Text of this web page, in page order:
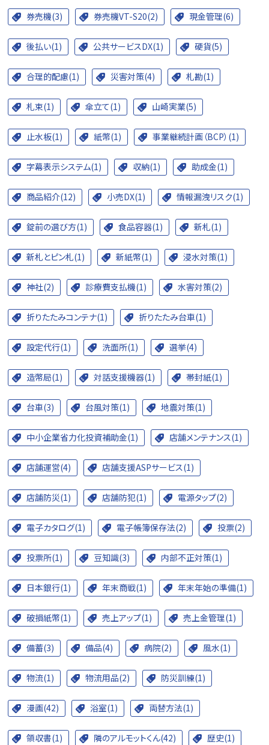
券売機(3) 券売機VT-S20(2) 現金管理(6)
後払い(1) 公共サービスDX(1) 硬貨(5)
合理的配慮(1) 災害対策(4) 札勘(1)
札束(1) 傘立て(1) 山崎実業(5)
止水板(1) 紙幣(1) 事業継続計画（BCP）(1)
字幕表示システム(1) 収納(1) 助成金(1)
商品紹介(12) 小売DX(1) 情報漏洩リスク(1)
錠前の選び方(1) 食品容器(1) 新札(1)
新札とピン札(1) 新紙幣(1) 浸水対策(1)
神社(2) 診療費支払機(1) 水害対策(2)
折りたたみコンテナ(1) 折りたたみ台車(1)
設定代行(1) 洗面所(1) 選挙(4)
造幣局(1) 対話支援機器(1) 帯封紙(1)
台車(3) 台風対策(1) 地震対策(1)
中小企業省力化投資補助金(1) 店舗メンテナンス(1)
店舗運営(4) 店舗支援ASPサービス(1)
店舗防災(1) 店舗防犯(1) 電源タップ(2)
電子カタログ(1) 電子帳簿保存法(2) 投票(2)
投票所(1) 豆知識(3) 内部不正対策(1)
日本銀行(1) 年末商戦(1) 年末年始の準備(1)
破損紙幣(1) 売上アップ(1) 売上金管理(1)
備蓄(3) 備品(4) 病院(2) 風水(1)
物流(1) 物流用品(2) 防災訓練(1)
漫画(42) 浴室(1) 両替方法(1)
領収書(1) 隣のアルモットくん(42) 歴史(1)